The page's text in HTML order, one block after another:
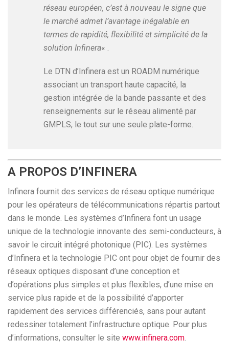
réseau européen, c’est à nouveau le signe que
le marché admet l’avantage inégalable en
termes de rapidité, flexibilité et simplicité de la
solution Infinera« .
Le DTN d’Infinera est un ROADM numérique
associant un transport haute capacité, la
gestion intégrée de la bande passante et des
renseignements sur le réseau alimenté par
GMPLS, le tout sur une seule plate-forme.
A PROPOS D’INFINERA
Infinera fournit des services de réseau optique numérique
pour les opérateurs de télécommunications répartis partout
dans le monde. Les systèmes d’Infinera font un usage
unique de la technologie innovante des semi-conducteurs, à
savoir le circuit intégré photonique (PIC). Les systèmes
d’Infinera et la technologie PIC ont pour objet de fournir des
réseaux optiques disposant d’une conception et
d’opérations plus simples et plus flexibles, d’une mise en
service plus rapide et de la possibilité d’apporter
rapidement des services différenciés, sans pour autant
redessiner totalement l’infrastructure optique. Pour plus
d’informations, consulter le site www.infinera.com.